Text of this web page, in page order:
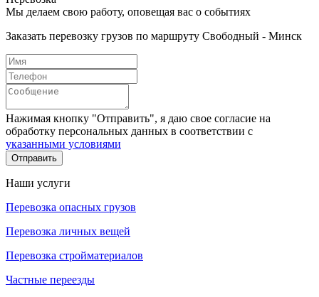
Мы делаем свою работу, оповещая вас о событиях
Заказать перевозку грузов по маршруту Свободный - Минск
Нажимая кнопку "Отправить", я даю свое согласие на
обработку персональных данных в соответствии с
указанными условиями
Отправить
Наши услуги
Перевозка опасных грузов
Перевозка личных вещей
Перевозка стройматериалов
Частные переезды